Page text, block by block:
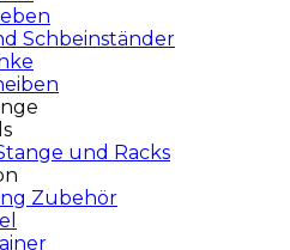
Schbeinständer
und Racks
Zubehör